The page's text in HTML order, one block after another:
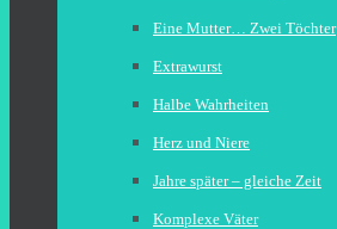
Eine Mutter… Zwei Töchter
Extrawurst
Halbe Wahrheiten
Herz und Niere
Jahre später – gleiche Zeit
Komplexe Väter